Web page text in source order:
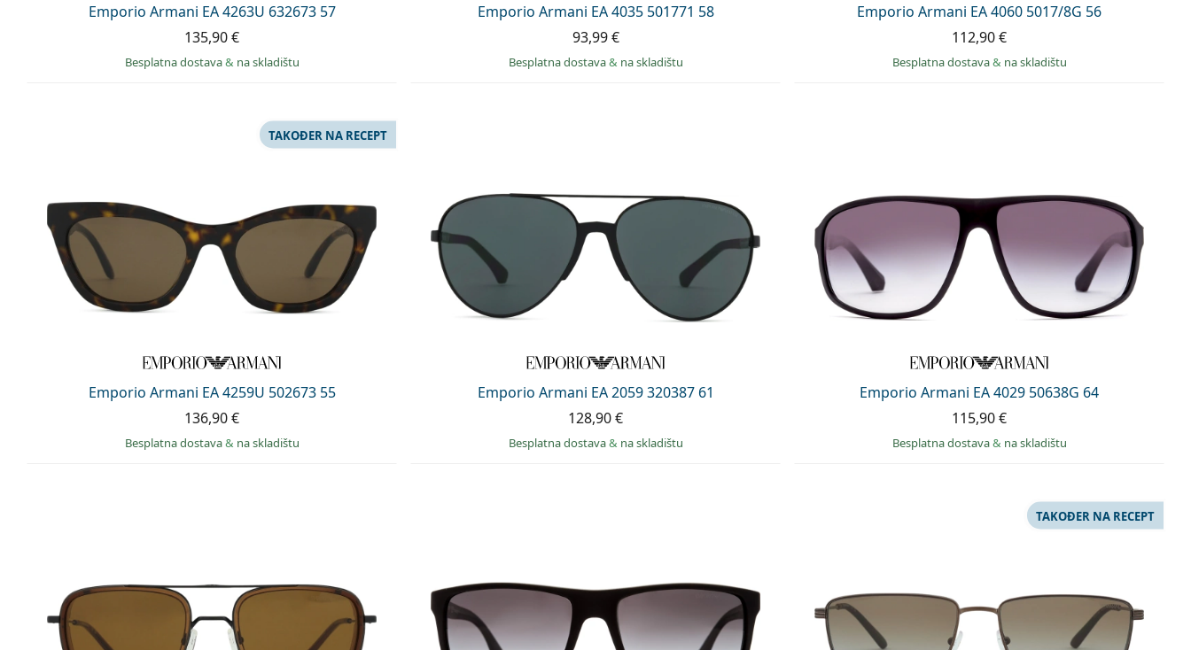
Emporio Armani EA 4263U 632673 57
135,90 €
Besplatna dostava& na skladištu
Emporio Armani EA 4035 501771 58
93,99 €
Besplatna dostava& na skladištu
Emporio Armani EA 4060 5017/8G 56
112,90 €
Besplatna dostava& na skladištu
Emporio Armani EA 4259U 502673 55
TAKOĐER NA RECEPT
136,90 €
Besplatna dostava& na skladištu
Emporio Armani EA 2059 320387 61
128,90 €
Besplatna dostava& na skladištu
Emporio Armani EA 4029 50638G 64
115,90 €
Besplatna dostava& na skladištu
TAKOĐER NA RECEPT